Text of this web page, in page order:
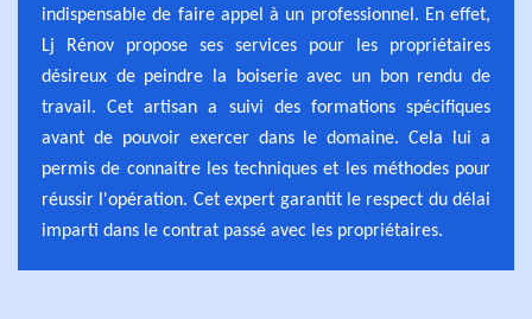
indispensable de faire appel à un professionnel. En effet,
Lj Rénov propose ses services pour les propriétaires
désireux de peindre la boiserie avec un bon rendu de
travail. Cet artisan a suivi des formations spécifiques
avant de pouvoir exercer dans le domaine. Cela lui a
permis de connaitre les techniques et les méthodes pour
réussir l'opération. Cet expert garantit le respect du délai
imparti dans le contrat passé avec les propriétaires.